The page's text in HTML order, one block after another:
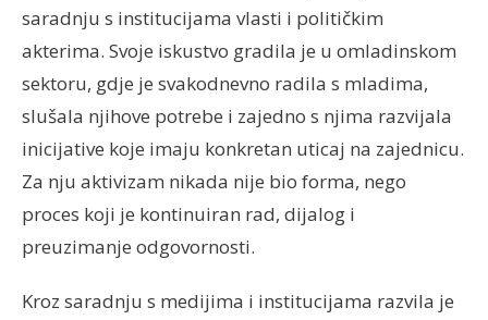
saradnju s institucijama vlasti i političkim
akterima. Svoje iskustvo gradila je u omladinskom
sektoru, gdje je svakodnevno radila s mladima,
slušala njihove potrebe i zajedno s njima razvijala
inicijative koje imaju konkretan uticaj na zajednicu.
Za nju aktivizam nikada nije bio forma, nego
proces koji je kontinuiran rad, dijalog i
preuzimanje odgovornosti.
Kroz saradnju s medijima i institucijama razvila je